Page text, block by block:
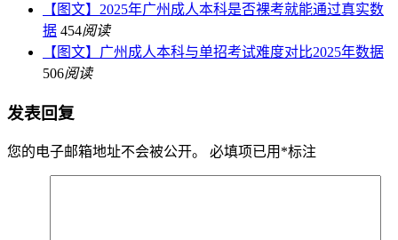
【图文】2025年广州成人本科是否裸考就能通过真实数
据 454阅读
【图文】广州成人本科与单招考试难度对比2025年数据
506阅读
发表回复
您的电子邮箱地址不会被公开。 必填项已用 *标注